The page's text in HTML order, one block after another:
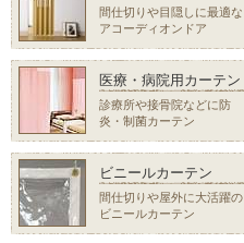
間仕切りや目隠しに最適な
アコーディオンドア
医療・病院用カーテン
診療所や接骨院などに防
炎・制菌カーテン
ビニールカーテン
間仕切りや屋外に大活躍の
ビニールカーテン